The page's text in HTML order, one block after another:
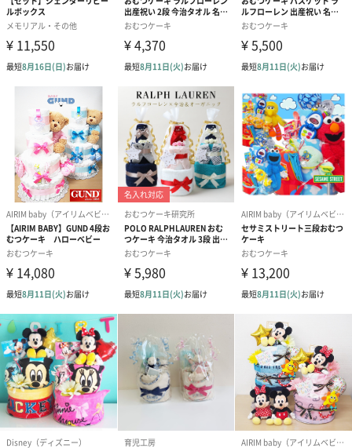
商品と同梱してお届けいたします。
スタイ（ブルー）
（2,310円）
ソックス（ピンク）
（1,650円）
ソックス（ブ
（1,650円）
生花
※9-15時にご注文いただく場合、最短のお届け可能日が通常より
も1日遅くなります。